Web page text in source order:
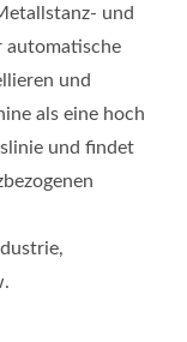
und
automatische
und
als eine hoch
und findet